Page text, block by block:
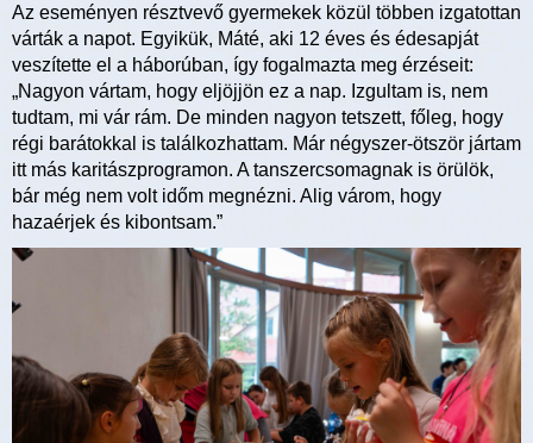
Az eseményen résztvevő gyermekek közül többen izgatottan
várták a napot. Egyikük, Máté, aki 12 éves és édesapját
veszítette el a háborúban, így fogalmazta meg érzéseit:
„Nagyon vártam, hogy eljöjjön ez a nap. Izgultam is, nem
tudtam, mi vár rám. De minden nagyon tetszett, főleg, hogy
régi barátokkal is találkozhattam. Már négyszer-ötször jártam
itt más karitászprogramon. A tanszercsomagnak is örülök,
bár még nem volt időm megnézni. Alig várom, hogy
hazaérjek és kibontsam.”